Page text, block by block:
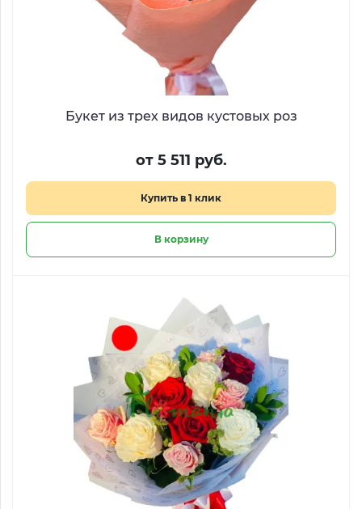
Букет из трех видов кустовых роз
от 5 511 руб.
Купить в 1 клик
В корзину